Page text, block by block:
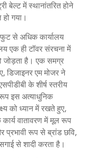
बेल्ट में स्थानांतरित होने
हो गया।
से अधिक कार्यालय
एक ही टॉवर संरचना में
जोड़ता है। एक समग्र
डिजाइनर एम मोजर ने
के शीर्ष स्तरीय
इस अत्याधुनिक
को ध्यान में रखते हुए,
वातावरण में मूल रूप
रूप से ब्रांड छवि,
से शादी करता है।